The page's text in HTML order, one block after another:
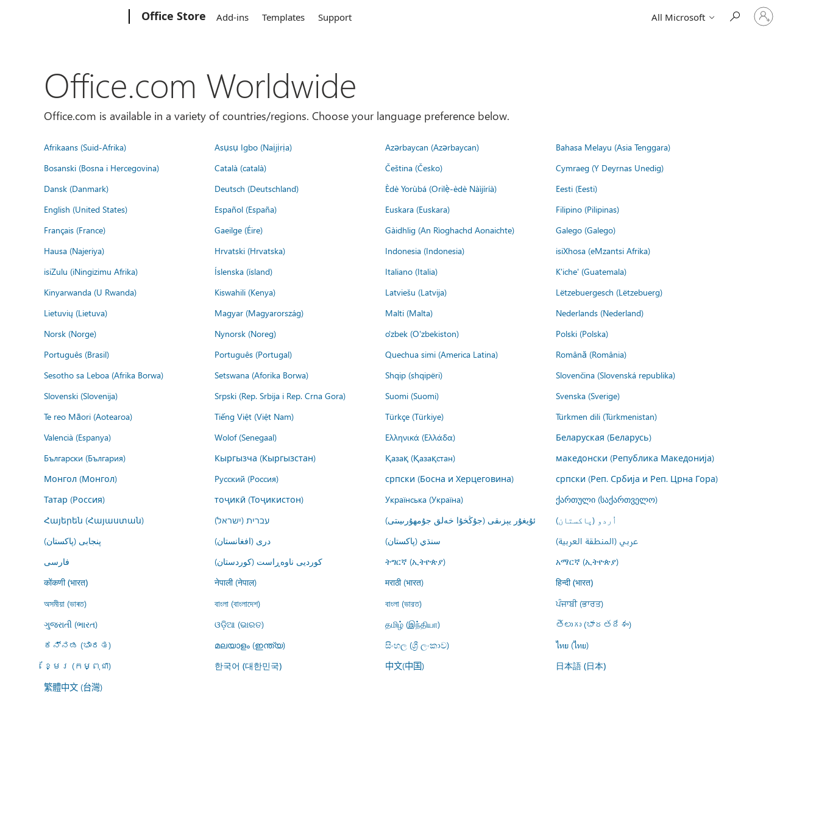
Office Store Add-ins Templates Support All Microsoft
Sign
in
Office.com Worldwide
Office.com is available in a variety of countries/regions. Choose your language preference below.
Afrikaans (Suid-Afrika) Asụsụ Igbo (Naịjịrịa) Azərbaycan (Azərbaycan)
Bahasa Melayu (Asia Tenggara)
Bosanski (Bosna i Hercegovina)
Català (català) Čeština (Česko)
Cymraeg (Y Deyrnas Unedig)
Dansk (Danmark)
Deutsch (Deutschland) Èdè Yorùbá (Orilẹ̀-èdè Nàìjíríà)
Eesti (Eesti)
English (United States)
Español (España) Euskara (Euskara)
Filipino (Pilipinas)
Français (France)
Gaeilge (Éire) Gàidhlig (An Rìoghachd Aonaichte)
Galego (Galego)
Hausa (Najeriya)
Hrvatski (Hrvatska) Indonesia (Indonesia)
isiXhosa (eMzantsi Afrika)
isiZulu (iNingizimu Afrika)
Íslenska (ísland) Italiano (Italia)
K'iche' (Guatemala)
Kinyarwanda (U Rwanda)
Kiswahili (Kenya) Latviešu (Latvija)
Lëtzebuergesch (Lëtzebuerg)
Lietuvių (Lietuva)
Magyar (Magyarország) Malti (Malta)
Nederlands (Nederland)
Norsk (Norge)
Nynorsk (Noreg) o'zbek (O'zbekiston)
Polski (Polska)
Português (Brasil)
Português (Portugal) Quechua simi (America Latina)
Română (România)
Sesotho sa Leboa (Afrika Borwa)
Setswana (Aforika Borwa) Shqip (shqipëri)
Slovenčina (Slovenská republika)
Slovenski (Slovenija)
Srpski (Rep. Srbija i Rep. Crna Gora) Suomi (Suomi)
Svenska (Sverige)
Te reo Māori (Aotearoa)
Tiếng Việt (Việt Nam) Türkçe (Türkiye)
Türkmen dili (Türkmenistan)
Valencià (Espanya)
Wolof (Senegaal) Ελληνικά (Ελλάδα)
Беларуская (Беларусь)
Български (България)
Кыргызча (Кыргызстан) Қазақ (Қазақстан)
македонски (Република Македонија)
Монгол (Монгол)
Русский (Россия) српски (Босна и Херцеговина)
српски (Реп. Србија и Реп. Црна Гора)
Татар (Россия)
тоҷикӣ (Тоҷикистон) Українська (Україна)
ქართული (საქართველო)
Հայերեն (Հայաստան)
עברית (ישראל) ئۇيغۇر يېزىقى (جۇڭخۇا خەلق جۇمھۇرىيىتى)
اُردو (پاکستان)
پنجابی (پاکستان)
درى (افغانستان) سنڌي (پاکستان)
عربي (المنطقة العربية)
فارسى
کوردیی ناوەڕاست (کوردستان) ትግርኛ (ኢትዮጵያ) አማርኛ (ኢትዮጵያ)
कोंकणी (भारत) नेपाली (नेपाल) मराठी (भारत) हिन्दी (भारत)
অসমীয়া (ভাৰত) বাংলা (বাংলাদেশ) বাংলা (ভারত)
ਪੰਜਾਬੀ (ਭਾਰਤ)
ગુજરાતી (ભારત)
ଓଡ଼ିଆ (ଭାରତ) தமிழ் (இந்தியா)
తెలుగు (భారతదేశం)
ಕನ್ನಡ (ಭಾರತ)
മലയാളം (ഇന്ത്യ) සිංහල (ශ්‍රී ලංකාව)
ไทย (ไทย)
ខ្មែរ (កម្ពុជា)
한국어 (대한민국) 中文(中国) 日本語 (日本)
繁體中文 (台灣)